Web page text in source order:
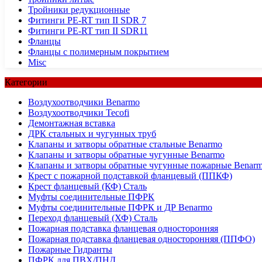
Тройники редукционные
Фитинги PE-RT тип II SDR 7
Фитинги PE-RT тип II SDR11
Фланцы
Фланцы с полимерным покрытием
Misc
Категории
Воздухоотводчики Benarmo
Воздухоотводчики Tecofi
Демонтажная вставка
ДРК стальных и чугунных труб
Клапаны и затворы обратные стальные Benarmo
Клапаны и затворы обратные чугунные Benarmo
Клапаны и затворы обратные чугунные пожарные
Крест с пожарной подставкой фланцевый (ППКФ)
Крест фланцевый (КФ) Сталь
Муфты соединительные ПФРК
Муфты соединительные ПФРК и ДР Benarmo
Переход фланцевый (ХФ) Сталь
Пожарная подставка фланцевая односторонняя
Пожарная подставка фланцевая односторонняя (ППФО)
Пожарные Гидранты
ПФРК для ПВХ/ПНД